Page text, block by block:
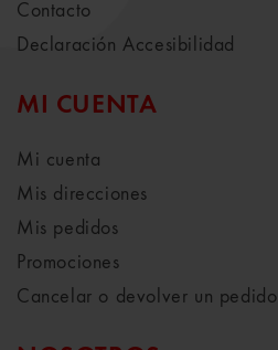
Contacto
Declaración Accesibilidad
MI CUENTA
Mi cuenta
Mis direcciones
Mis pedidos
Promociones
Cancelar o devolver un pedido